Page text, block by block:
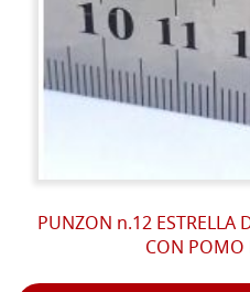
PUNZON n.12 ESTRELLA
CON POMO